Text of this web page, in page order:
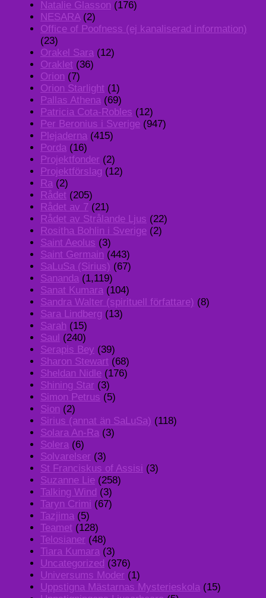
Natalie Glasson (176)
NESARA(2)
Office of Poofness (ej kanaliserad information)
(23)
Orakel Sara (12)
Oraklet (36)
Orion (7)
Orion Starlight (1)
Pallas Athena (69)
Patricia Cota-Robles (12)
Per Beronius i Sverige (947)
Plejaderna (415)
Porda (16)
Projektfonder (2)
Projektförslag (12)
Ra (2)
Rådet (205)
Rådet av 7 (21)
Rådet av Strålande Ljus (22)
Rositha Bohlin i Sverige (2)
Saint Aeolus (3)
Saint Germain (443)
SaLuSa (Sirius) (67)
Sananda (1,119)
Sanat Kumara (104)
Sandra Walter (spirituell författare) (8)
Sara Lindberg (13)
Sarah (15)
Saul (240)
Serapis Bey (39)
Sharon Stewart (68)
Sheldan Nidle (176)
Shining Star (3)
Simon Petrus (5)
Sion (2)
Sirius (annat än SaLuSa) (118)
Solara An-Ra (3)
Solera (6)
Solvarelser (3)
St Franciskus of Assisi (3)
Suzanne Lie (258)
Talking Wind (3)
Taryn Crimi (67)
Tazjima (5)
Teamet (128)
Telosianer (48)
Tiara Kumara (3)
Uncategorized (376)
Universums Moder (1)
Uppstigna Mästarnas Mysterieskola (15)